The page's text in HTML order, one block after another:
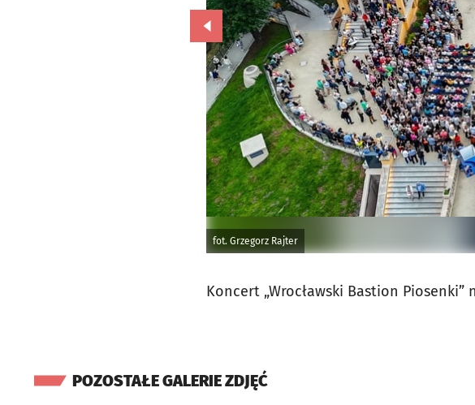
fot. Grzegorz Rajter
Przejdź do poprzedniego zdjęcia.
Koncert „Wrocławski Bastion
POZOSTAŁE GALERIE ZDJĘĆ